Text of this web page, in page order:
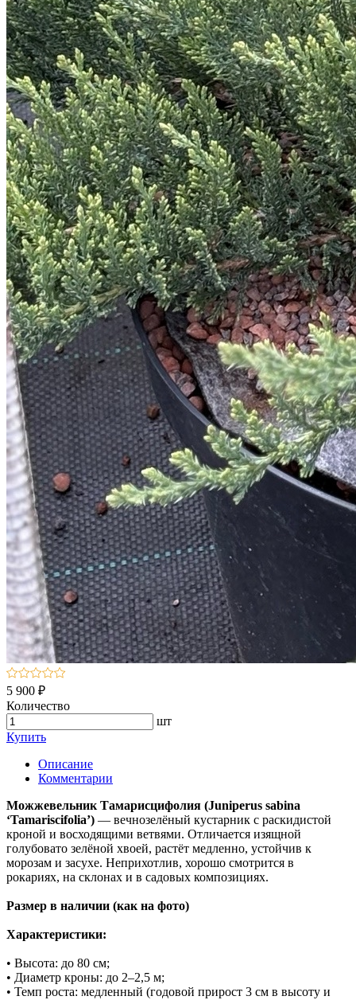
5 900 ₽
Количество
шт
Купить
Описание
Комментарии
Можжевельник Тамарисцифолия (Juniperus sabina
‘Tamariscifolia’) — вечнозелёный кустарник с раскидистой
кроной и восходящими ветвями. Отличается изящной
голубовато зелёной хвоей, растёт медленно, устойчив к
морозам и засухе. Неприхотлив, хорошо смотрится в
рокариях, на склонах и в садовых композициях.
Размер в наличии (как на фото)
Характеристики:
• Высота: до 80 см;
• Диаметр кроны: до 2–2,5 м;
• Темп роста: медленный (годовой прирост 3 см в высоту и